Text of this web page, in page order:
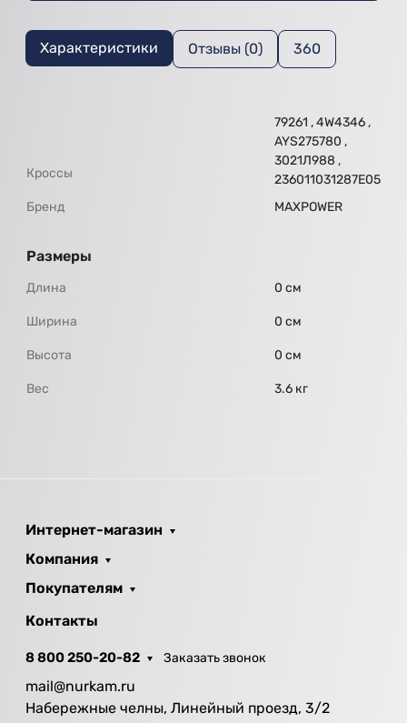
Характеристики Отзывы (0) 360
Кроссы
79261 , 4W4346 ,
AYS275780 ,
3021Л988 ,
236011031287E05
Бренд
MAXPOWER
Размеры
Длина 0 см
Ширина 0 см
Высота 0 см
Вес 3.6 кг
Интернет-магазин
Компания
Покупателям
Контакты
8 800 250-20-82 Заказать звонок
mail@nurkam.ru
Набережные челны, Линейный проезд, 3/2